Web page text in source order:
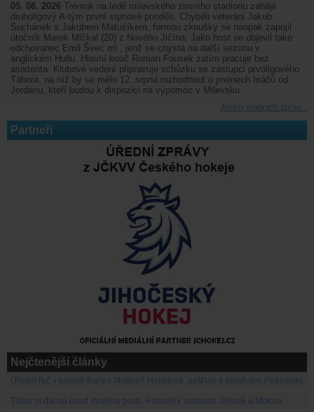
05. 08. 2026 Trénink na ledě milevského zimního stadionu zahájil
druholigový A-tým první srpnové pondělí. Chyběli veteráni Jakub
Suchánek s Jakubem Matušíkem, formou zkoušky se naopak zapojil
útočník Marek Mičkal (20) z Nového Jičína. Jako host se objevil také
odchovanec Emil Švec ml., jenž se chystá na další sezonu v
anglickém Hullu. Hlavní kouč Roman Fousek zatím pracuje bez
asistenta. Klubové vedení připravuje schůzku se zástupci prvoligového
Tábora, na níž by se mělo 12. srpna rozhodnout o jménech hráčů od
Jordánu, kteří budou k dispozici na výpomoc v Milevsku.
Archiv krátkých zpráv...
Partneři
Nejčtenější články
Úřední řeč v kabině Banes Motoru? Hokejová, ujišťuje s úsměvem Petrovický
Tábor si dal na úvod dvojitou porci. Pomohl k rozjezdu Jihlavě a Motoru